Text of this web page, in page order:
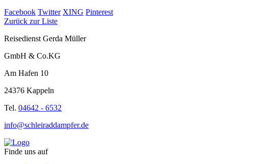
Facebook Twitter XING Pinterest
Zurück zur Liste
Reisedienst Gerda Müller
GmbH & Co.KG
Am Hafen 10
24376 Kappeln
Tel. 04642 - 6532
info@schleiraddampfer.de
Finde uns auf